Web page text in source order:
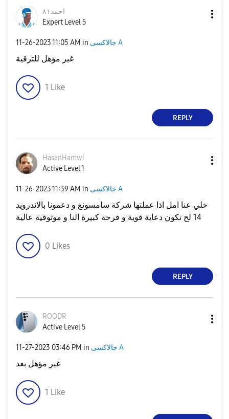
احمد٨١
Expert Level 5
‎11-26-202311:05 AM in جالاكسى A
غير مؤهل للترقية
1 Like
REPLY
HasanHamwi
Active Level 1
‎11-26-202311:39 AM in جالاكسى A
خلي عنا امل اذا عملتها شركة سامسونغ و دعمونا بالاندرويد
14 لح تكون دعاية قوية و فرحة كبيرة النا و موثوقية عالية
0 Likes
REPLY
ROODR
Active Level 5
‎11-27-2023 03:46 PM in جالاكسى A
غير مؤهل بعد
1 Like